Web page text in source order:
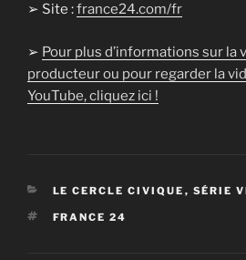
➢ Site :france24.com/fr
➢ Pour plus d’informations sur la
producteur ou pour regarder la
YouTube, cliquez ici !
CATÉGORIES
LE CERCLE CIVIQUE , SÉRIE
ÉTIQUETTES
FRANCE 24